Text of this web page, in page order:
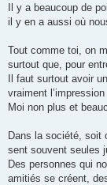
Il y a beaucoup de
il y en a aussi où
Tout comme toi, on
surtout que, pour
Il faut surtout avoir
vraiment
Moi non plus et
Dans la société, soit
sent souvent seules
Des personnes qui
amitiés se créent,